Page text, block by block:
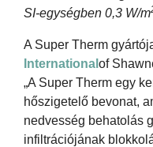
SI-egységben 0,3 W/m
A Super Therm
International of
„A Super Therm egy
hőszigetelő bevonat,
nedvesség behatolás
infiltrációjának